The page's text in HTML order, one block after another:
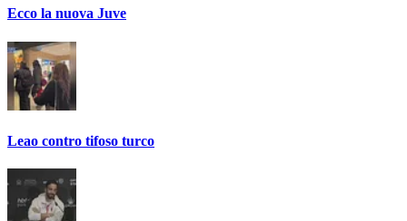
Ecco la nuova Juve
Leao contro tifoso turco